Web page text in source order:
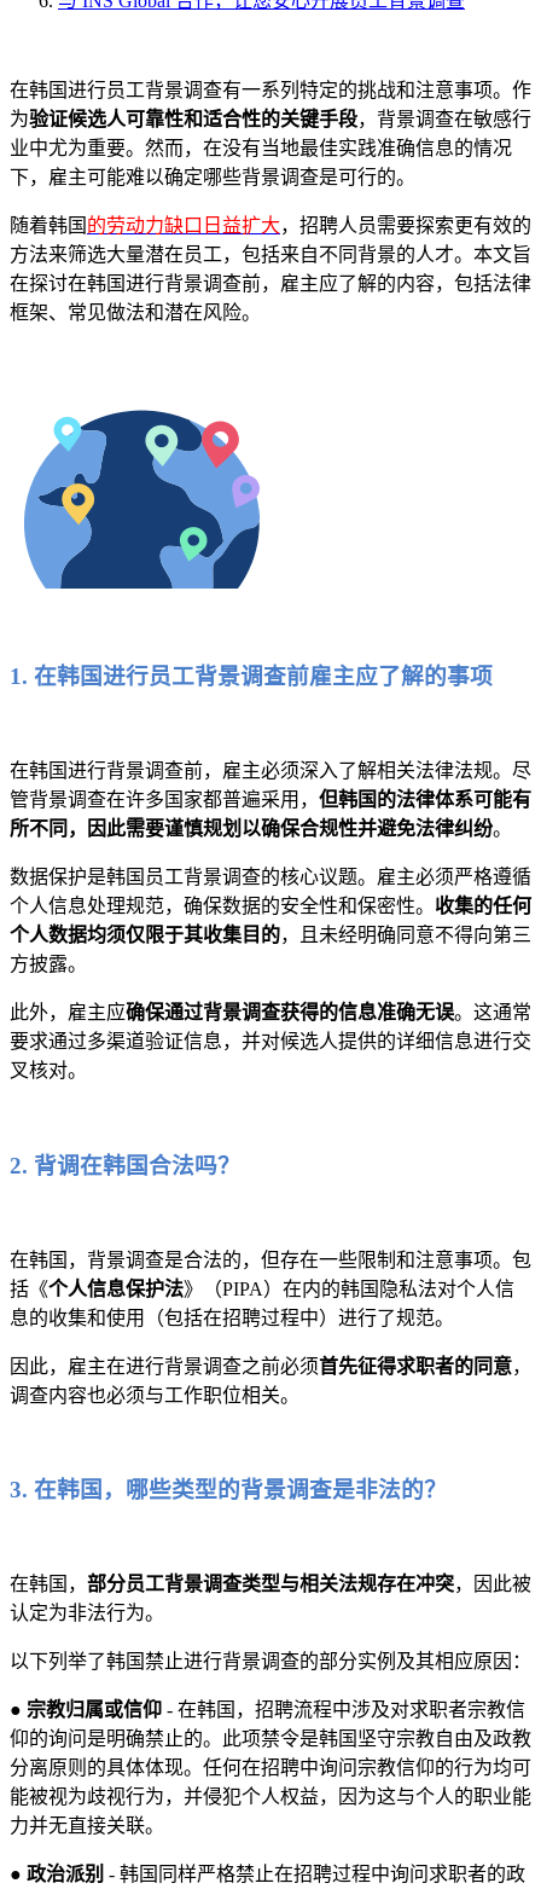
在韩国进行员工背景调查有一系列特定的挑战和注意事项。作
为验证候选人可靠性和适合性的关键手段，背景调查在敏感行
业中尤为重要。然而，在没有当地最佳实践准确信息的情况
下，雇主可能难以确定哪些背景调查是可行的。
随着韩国 的劳动力缺口日益扩大，招聘人员需要探索更有效的
方法来筛选大量潜在员工，包括来自不同背景的人才。本文旨
在探讨在韩国进行背景调查前，雇主应了解的内容，包括法律
框架、常见做法和潜在风险。
1. 在韩国进行员工背景调查前雇主应了解的事项
在韩国进行背景调查前，雇主必须深入了解相关法律法规。尽
管背景调查在许多国家都普遍采用， 但韩国的法律体系可能有
所不同，因此需要谨慎规划以确保合规性并避免法律纠纷。
数据保护是韩国员工背景调查的核心议题。雇主必须严格遵循
个人信息处理规范，确保数据的安全性和保密性。 收集的任何
个人数据均须仅限于其收集目的，且未经明确同意不得向第三
方披露。
此外，雇主应确保通过背景调查获得的信息准确无误。这通常
要求通过多渠道验证信息，并对候选人提供的详细信息进行交
叉核对。
2. 背调在韩国合法吗？
在韩国，背景调查是合法的，但存在一些限制和注意事项。包
括《个人信息保护法》（PIPA）在内的韩国隐私法对个人信
息的收集和使用（包括在招聘过程中）进行了规范。
因此，雇主在进行背景调查之前必须首先征得求职者的同意，
调查内容也必须与工作职位相关。
3. 在韩国，哪些类型的背景调查是非法的？
在韩国， 部分员工背景调查类型与相关法规存在冲突，因此被
认定为非法行为。
以下列举了韩国禁止进行背景调查的部分实例及其相应原因：
● 宗教归属或信仰 - 在韩国，招聘流程中涉及对求职者宗教信
仰的询问是明确禁止的。此项禁令是韩国坚守宗教自由及政教
分离原则的具体体现。任何在招聘中询问宗教信仰的行为均可
能被视为歧视行为，并侵犯个人权益，因为这与个人的职业能
力并无直接关联。
● 政治派别 - 韩国同样严格禁止在招聘过程中询问求职者的政